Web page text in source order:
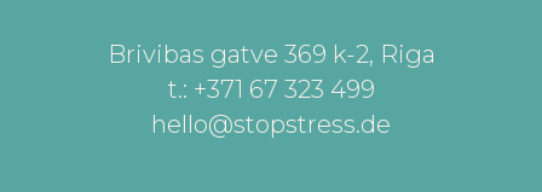
Brivibas gatve 369 k-2, Riga
t.: +371 67 323 499
hello@stopstress.de